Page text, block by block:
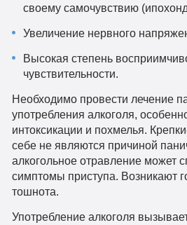
своему самочувствию
Увеличение нервного
Высокая степень
чувствительности.
Необходимо провести лечение
употребления алкоголя,
интоксикации и похмелья.
себе не являются причиной
алкогольное отравление может
симптомы приступа. Возникают
тошнота.
Употребление алкоголя